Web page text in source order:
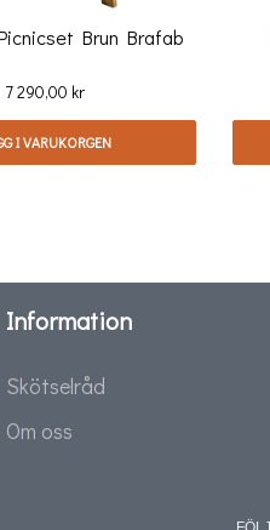
Brun Brafab
Pris
7 290,00 kr
I VARUKORGEN
Information
Skötselråd
Om oss